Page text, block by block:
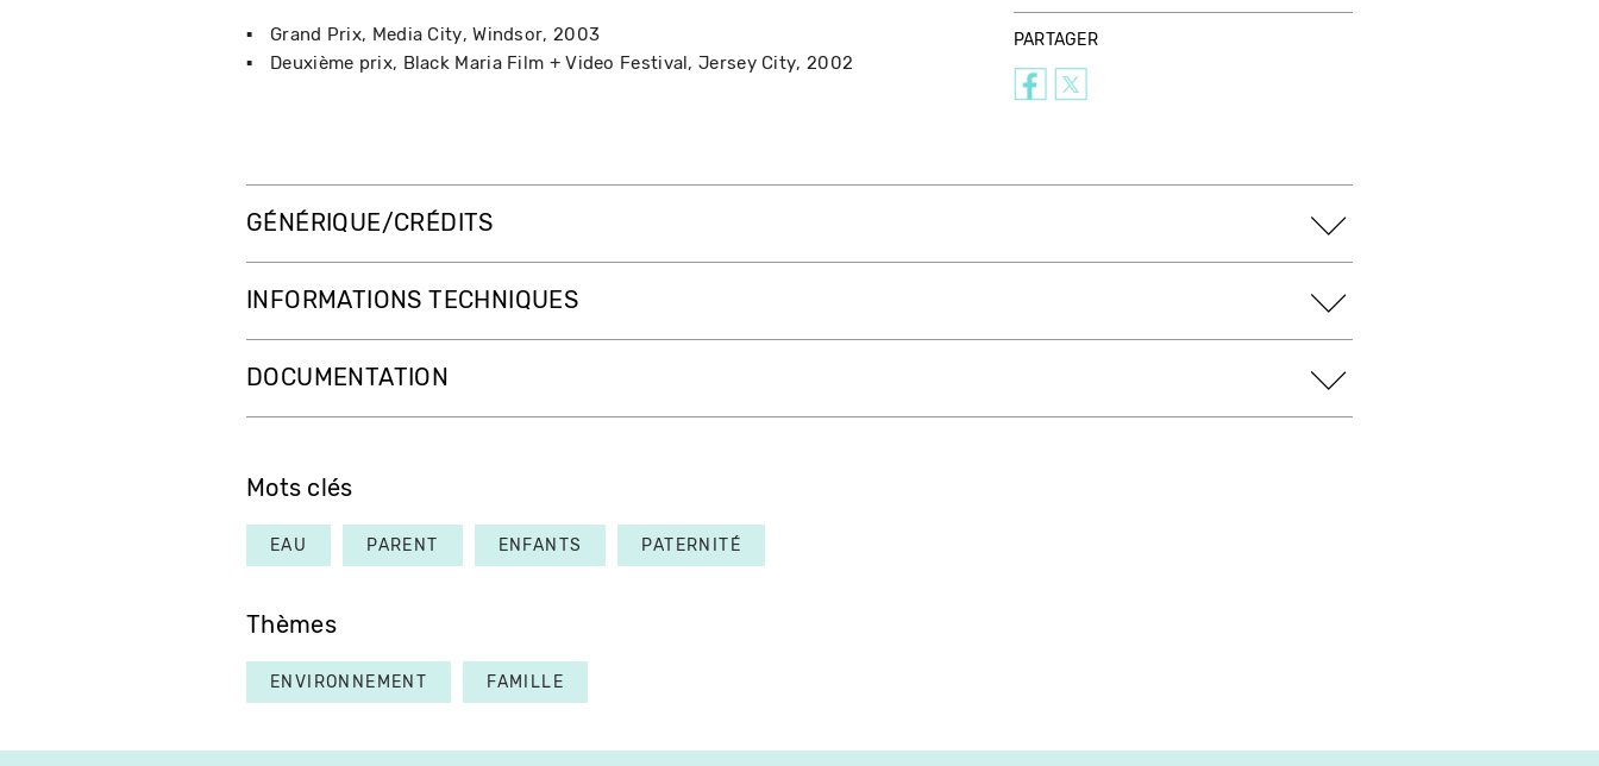
Grand Prix Media City Windsor 2003
Deuxième prix Black Maria Film + Video Festival Jersey City 2002
PARTAGER
GÉNÉRIQUE/CRÉDITS
INFORMATIONS TECHNIQUES
DOCUMENTATION
Mots clés
EAU PARENT ENFANTS PATERNITÉ
Thèmes
ENVIRONNEMENT FAMILLE